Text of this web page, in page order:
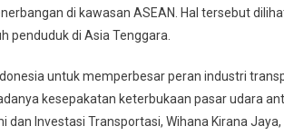
di kawasan ASEAN. Hal tersebut
penduduk di Asia Tenggara.
untuk memperbesar peran industri
kesepakatan keterbukaan pasar udara
Investasi Transportasi, Wihana Kirana